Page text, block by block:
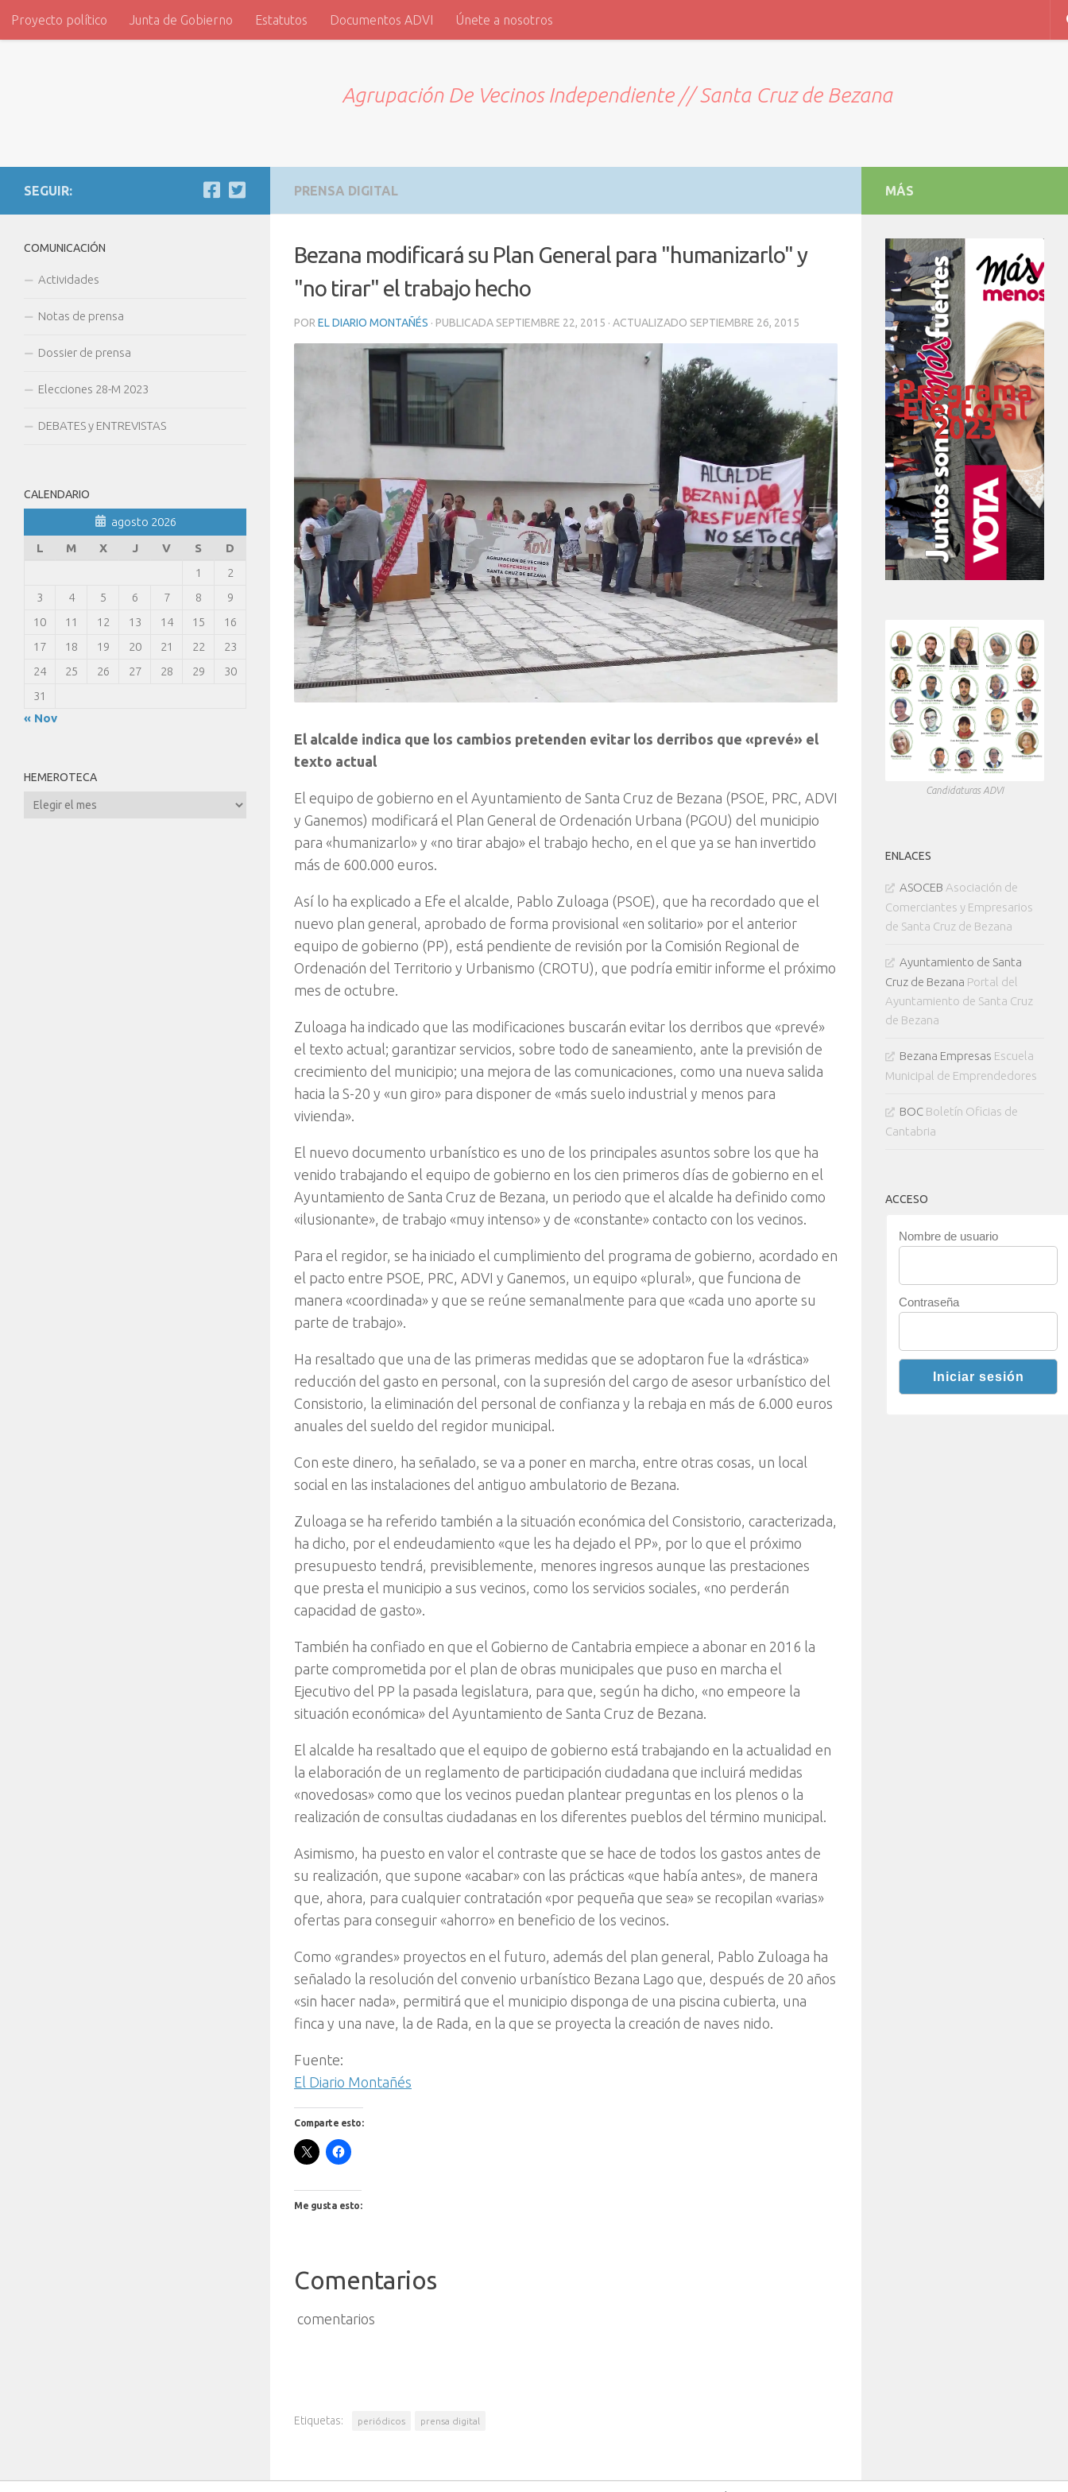
Saltar al contenido
Proyecto político Junta de Gobierno Estatutos Documentos ADVI Únete a nosotros
Agrupación De Vecinos Independiente // Santa Cruz de Bezana
PRENSA DIGITAL
Bezana modificará su Plan General para "humanizarlo" y
"no tirar" el trabajo hecho
POR EL DIARIO MONTAÑÉS · PUBLICADA SEPTIEMBRE 22, 2015 · ACTUALIZADO SEPTIEMBRE 26, 2015
El alcalde indica que los cambios pretenden evitar los derribos que «prevé» el
texto actual
El equipo de gobierno en el Ayuntamiento de Santa Cruz de Bezana (PSOE, PRC, ADVI
y Ganemos) modificará el Plan General de Ordenación Urbana (PGOU) del municipio
para «humanizarlo» y «no tirar abajo» el trabajo hecho, en el que ya se han invertido
más de 600.000 euros.
Así lo ha explicado a Efe el alcalde, Pablo Zuloaga (PSOE), que ha recordado que el
nuevo plan general, aprobado de forma provisional «en solitario» por el anterior
equipo de gobierno (PP), está pendiente de revisión por la Comisión Regional de
Ordenación del Territorio y Urbanismo (CROTU), que podría emitir informe el próximo
mes de octubre.
Zuloaga ha indicado que las modificaciones buscarán evitar los derribos que «prevé»
el texto actual; garantizar servicios, sobre todo de saneamiento, ante la previsión de
crecimiento del municipio; una mejora de las comunicaciones, como una nueva salida
hacia la S-20 y «un giro» para disponer de «más suelo industrial y menos para
vivienda».
El nuevo documento urbanístico es uno de los principales asuntos sobre los que ha
venido trabajando el equipo de gobierno en los cien primeros días de gobierno en el
Ayuntamiento de Santa Cruz de Bezana, un periodo que el alcalde ha definido como
«ilusionante», de trabajo «muy intenso» y de «constante» contacto con los vecinos.
Para el regidor, se ha iniciado el cumplimiento del programa de gobierno, acordado en
el pacto entre PSOE, PRC, ADVI y Ganemos, un equipo «plural», que funciona de
manera «coordinada» y que se reúne semanalmente para que «cada uno aporte su
parte de trabajo».
Ha resaltado que una de las primeras medidas que se adoptaron fue la «drástica»
reducción del gasto en personal, con la supresión del cargo de asesor urbanístico del
Consistorio, la eliminación del personal de confianza y la rebaja en más de 6.000 euros
anuales del sueldo del regidor municipal.
Con este dinero, ha señalado, se va a poner en marcha, entre otras cosas, un local
social en las instalaciones del antiguo ambulatorio de Bezana.
Zuloaga se ha referido también a la situación económica del Consistorio, caracterizada,
ha dicho, por el endeudamiento «que les ha dejado el PP», por lo que el próximo
presupuesto tendrá, previsiblemente, menores ingresos aunque las prestaciones
que presta el municipio a sus vecinos, como los servicios sociales, «no perderán
capacidad de gasto».
También ha confiado en que el Gobierno de Cantabria empiece a abonar en 2016 la
parte comprometida por el plan de obras municipales que puso en marcha el
Ejecutivo del PP la pasada legislatura, para que, según ha dicho, «no empeore la
situación económica» del Ayuntamiento de Santa Cruz de Bezana.
El alcalde ha resaltado que el equipo de gobierno está trabajando en la actualidad en
la elaboración de un reglamento de participación ciudadana que incluirá medidas
«novedosas» como que los vecinos puedan plantear preguntas en los plenos o la
realización de consultas ciudadanas en los diferentes pueblos del término municipal.
Asimismo, ha puesto en valor el contraste que se hace de todos los gastos antes de
su realización, que supone «acabar» con las prácticas «que había antes», de manera
que, ahora, para cualquier contratación «por pequeña que sea» se recopilan «varias»
ofertas para conseguir «ahorro» en beneficio de los vecinos.
Como «grandes» proyectos en el futuro, además del plan general, Pablo Zuloaga ha
señalado la resolución del convenio urbanístico Bezana Lago que, después de 20 años
«sin hacer nada», permitirá que el municipio disponga de una piscina cubierta, una
finca y una nave, la de Rada, en la que se proyecta la creación de naves nido.
Fuente:
El Diario Montañés
Comparte esto:
Me gusta esto:
Comentarios
comentarios
Etiquetas: periódicos prensa digital
SEGUIR:
COMUNICACIÓN
Actividades
Notas de prensa
Dossier de prensa
Elecciones 28-M 2023
DEBATES y ENTREVISTAS
CALENDARIO
agosto 2026
L
M X J V S
D
1
2
3
4 5 6 7 8
9
10
11 12 13 14 15
16
17
18 19 20 21 22
23
24
25 26 27 28 29
30
31
« Nov
HEMEROTECA
Hemeroteca
MÁS
Programa
Electoral
2023
Candidaturas ADVI
ENLACES
ASOCEB Asociación de
Comerciantes y Empresarios
de Santa Cruz de Bezana
Ayuntamiento de Santa
Cruz de Bezana Portal del
Ayuntamiento de Santa Cruz
de Bezana
Bezana Empresas Escuela
Municipal de Emprendedores
BOC Boletín Oficias de
Cantabria
ACCESO
Nombre de usuario
Contraseña